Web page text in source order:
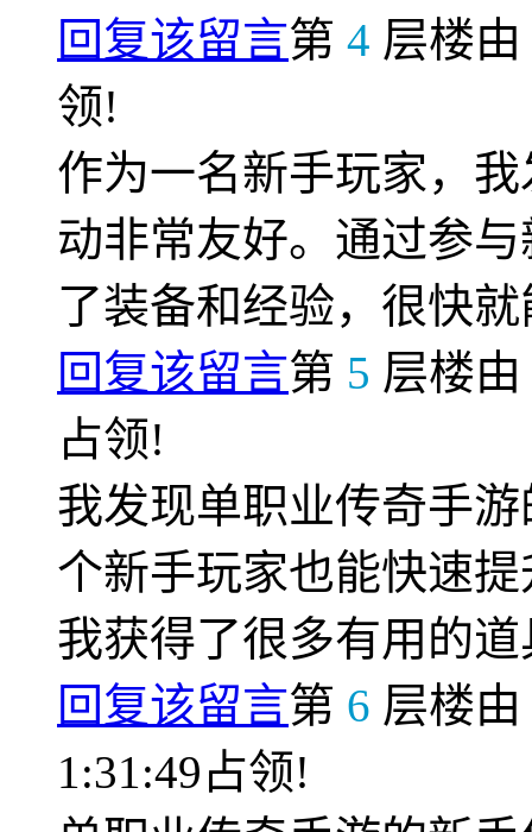
回复该留言第 4 层楼由
领!
作为一名新手玩家，
动非常友好。通过参
了装备和经验，很快
回复该留言第 5 层楼由
占领!
我发现单职业传奇手
个新手玩家也能快速
我获得了很多有用的
回复该留言第 6 层楼由
1:31:49占领!